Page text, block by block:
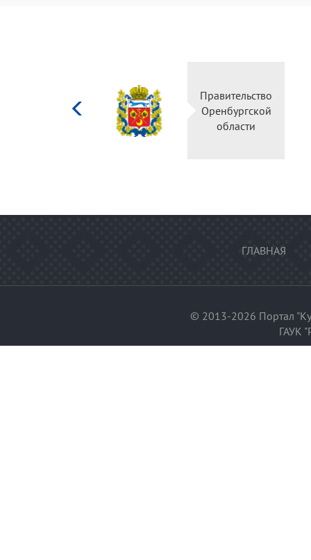
Правительство
Оренбургской
области
ГЛАВНАЯ
© 2013-2026 Портал
ГАУК